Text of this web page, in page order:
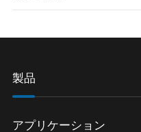
製品
アプリケーション